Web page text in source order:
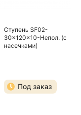
Ступень SF02-
30x120x10-Непол. (с
насечками)
Под заказ